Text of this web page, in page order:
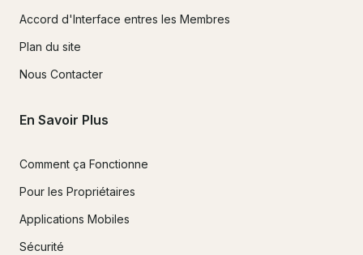
Accord d'Interface entres les Membres
Plan du site
Nous Contacter
En Savoir Plus
Comment ça Fonctionne
Pour les Propriétaires
Applications Mobiles
Sécurité